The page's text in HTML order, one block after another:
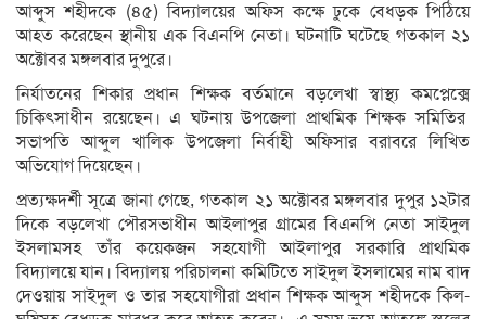
আব্দুস শহীদকে (৪৫) বিদ্যালয়ের অফিস কক্ষে ঢুকে বেধড়ক পিঠিয়ে
আহত করেছেন স্থানীয় এক বিএনপি নেতা। ঘটনাটি ঘটেছে গতকাল ২১
অক্টোবর মঙ্গলবার দুপুরে।
নির্যাতনের শিকার প্রধান শিক্ষক বর্তমানে বড়লেখা স্বাস্থ্য কমপ্লেক্সে
চিকিৎসাধীন রয়েছেন। এ ঘটনায় উপজেলা প্রাথমিক শিক্ষক সমিতির
সভাপতি আব্দুল খালিক উপজেলা নির্বাহী অফিসার বরাবরে লিখিত
অভিযোগ দিয়েছেন।
প্রত্যক্ষদর্শী সূত্রে জানা গেছে, গতকাল ২১ অক্টোবর মঙ্গলবার দুপুর ১২টার
দিকে বড়লেখা পৌরসভাধীন আইলাপুর গ্রামের বিএনপি নেতা সাইদুল
ইসলামসহ তাঁর কয়েকজন সহযোগী আইলাপুর সরকারি প্রাথমিক
বিদ্যালয়ে যান। বিদ্যালয় পরিচালনা কমিটিতে সাইদুল ইসলামের নাম বাদ
দেওয়ায় সাইদুল ও তার সহযোগীরা প্রধান শিক্ষক আব্দুস শহীদকে কিল-